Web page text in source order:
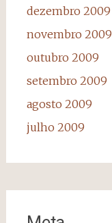
dezembro 2009
novembro 2009
outubro 2009
setembro 2009
agosto 2009
julho 2009